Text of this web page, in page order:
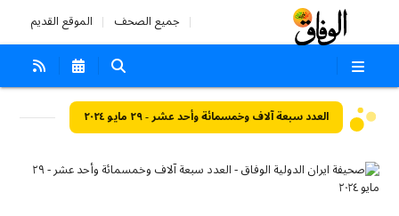
جميع الصحف الموقع القديم
العدد سبعة آلاف وخمسمائة وأحد عشر - ٢٩ مايو ٢٠٢٤